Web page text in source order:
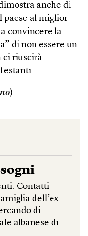
anche di
paese al miglior
convincere la
di non essere un
ci riuscirà
)
Contatti
dell’ex
di
albanese di